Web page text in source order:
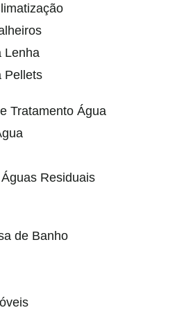
Lenha
Pellets
Tratamento Água
Residuais
de Banho